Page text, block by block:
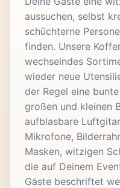
aussuchen, selbst
schüchterne
finden. Unsere
wechselndes
wieder neue
der Regel eine
großen und kleinen
aufblasbare
Mikrofone,
Masken, witzigen
die auf Deinem
Gäste beschriftet